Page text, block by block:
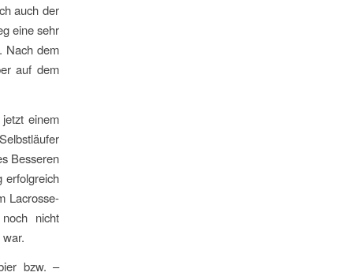
auch der
eine sehr
Nach dem
auf dem
einem
Besseren
erfolgreich
Lacrosse-
nicht
bzw. –